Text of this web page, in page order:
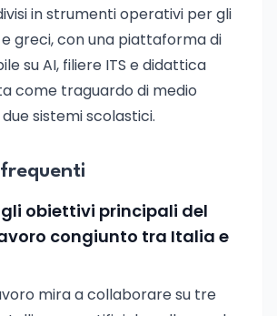
in strumenti operativi per gli
greci, con una piattaforma di
su AI, filiere ITS e didattica
come traguardo di medio
sistemi scolastici.
obiettivi principali del
congiunto tra Italia e
mira a collaborare su tre